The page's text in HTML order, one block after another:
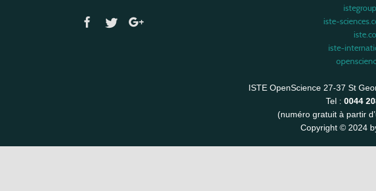
iste-
iste-
ISTE OpenScience 27-37 St
Tel : 0044
(numéro gratuit à partir
Copyright © 2024